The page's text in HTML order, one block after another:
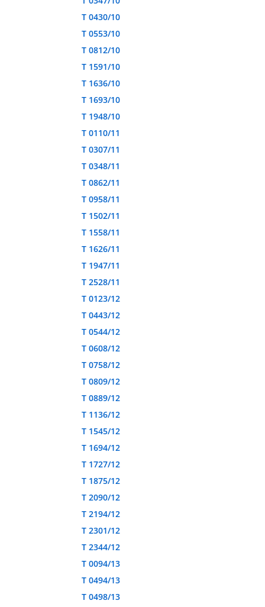
T 0430/10
T 0553/10
T 0812/10
T 1591/10
T 1636/10
T 1693/10
T 1948/10
T 0110/11
T 0307/11
T 0348/11
T 0862/11
T 0958/11
T 1502/11
T 1558/11
T 1626/11
T 1947/11
T 2528/11
T 0123/12
T 0443/12
T 0544/12
T 0608/12
T 0758/12
T 0809/12
T 0889/12
T 1136/12
T 1545/12
T 1694/12
T 1727/12
T 1875/12
T 2090/12
T 2194/12
T 2301/12
T 2344/12
T 0094/13
T 0494/13
T 0498/13